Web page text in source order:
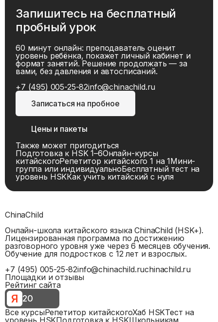
Запишитесь на бесплатный
пробный урок
60 минут онлайн: преподаватель оценит
уровень ребёнка, покажет личный кабинет и
формат занятий. Решение продолжать — за
вами, без давления и автосписаний.
+7 (495) 005-25-82info@chinachild.ru
Записаться на пробное
Цены и пакеты
Также может пригодиться
Подготовка к HSK 1–6Онлайн-курсы
китайскогоРепетитор китайского 1 на 1Мини-
группа или индивидуальноБесплатный тест на
уровень HSKКак учить китайский с нуля
ChinaChild
Онлайн-школа китайского языка ChinaChild (HSK+).
Лицензированная программа по достижению
разговорного уровня уже через 6 месяцев обучения.
Обучение для подростков с 12 лет и взрослых.
+7 (495) 005-25-82info@chinachild.ruchinachild.ru
Площадки и отзывы
Рейтинг сайта
Я 20
Все курсыРепетитор китайскогоХаб HSKТест на
уровень HSKПодготовка к HSKШкольникам